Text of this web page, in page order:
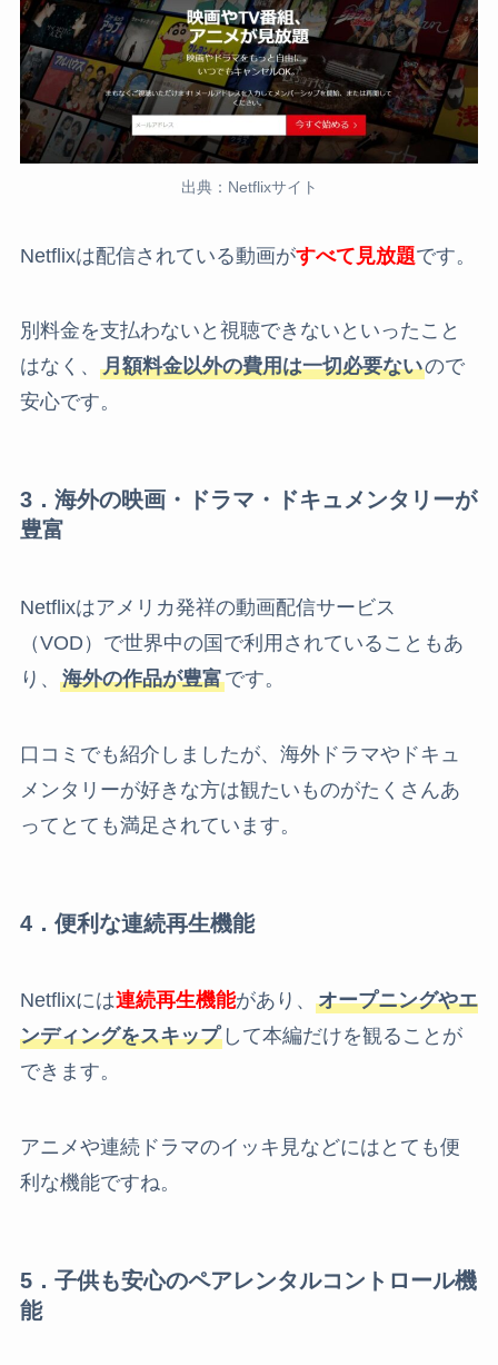
出典：Netflixサイト
Netflixは配信されている動画がすべて見放題です。
別料金を支払わないと視聴できないといったこと
はなく、 月額料金以外の費用は一切必要ないので
安心です。
3．海外の映画・ドラマ・ドキュメンタリーが
豊富
Netflixはアメリカ発祥の動画配信サービス
（VOD）で世界中の国で利用されていることもあ
り、 海外の作品が豊富です。
口コミでも紹介しましたが、海外ドラマやドキュ
メンタリーが好きな方は観たいものがたくさんあ
ってとても満足されています。
4．便利な連続再生機能
Netflixには連続再生機能があり、 オープニングやエ
ンディングをスキップして本編だけを観ることが
できます。
アニメや連続ドラマのイッキ見などにはとても便
利な機能ですね。
5．子供も安心のペアレンタルコントロール機
能